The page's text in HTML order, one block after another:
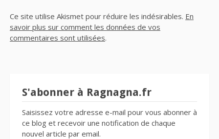
Ce site utilise Akismet pour réduire les indésirables. En
savoir plus sur comment les données de vos
commentaires sont utilisées.
S'abonner à Ragnagna.fr
Saisissez votre adresse e-mail pour vous abonner à
ce blog et recevoir une notification de chaque
nouvel article par email.